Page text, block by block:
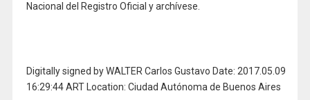
Nacional del Registro Oficial y archívese.
Digitally signed by WALTER Carlos Gustavo Date: 2017.05.09
16:29:44 ART Location: Ciudad Autónoma de Buenos Aires